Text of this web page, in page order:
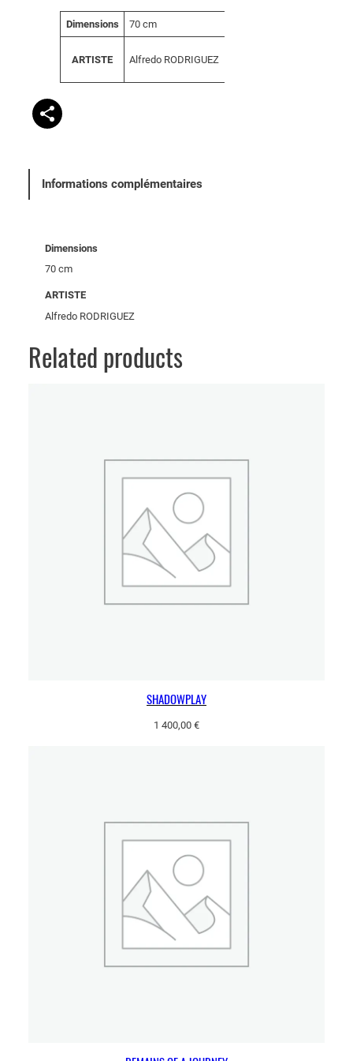
A
tt
u
V
l
Dimensions 70 cm
ARTISTE Alfredo RODRIGUEZ
Informations complémentaires
Dimensions
70 cm
ARTISTE
Alfredo RODRIGUEZ
Related products
SHADOWPLAY
1 400,00 €